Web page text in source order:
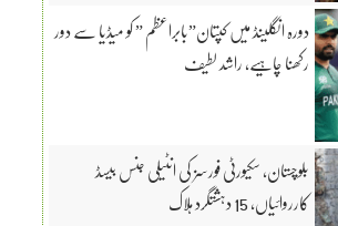
دورہ انگلینڈ میں کپتان”بابراعظم ” کو میڈیا سے دور
رکھنا چاہیے، راشد لطیف
بلوچستان، سکیورٹی فورسز کی انٹیلی جنس بیسڈ
کارروائیاں، 15 دہشتگرد ہلاک